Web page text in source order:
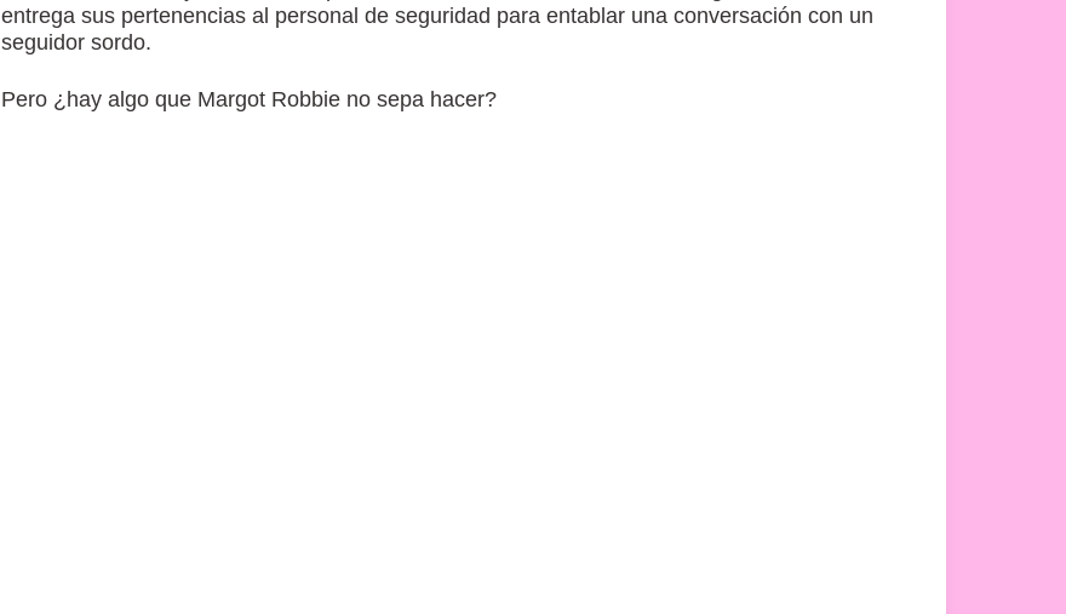
entrega sus pertenencias al personal de seguridad para entablar una conversación con un
seguidor sordo.
Pero ¿hay algo que Margot Robbie no sepa hacer?